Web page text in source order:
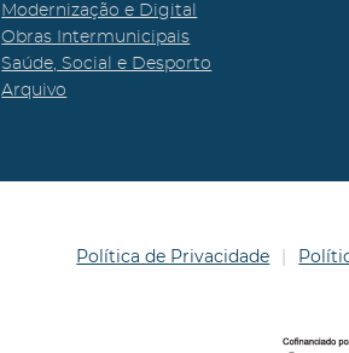
Modernização e Digital
Obras Intermunicipais
Saúde, Social e Desporto
Arquivo
Política de Privacidade